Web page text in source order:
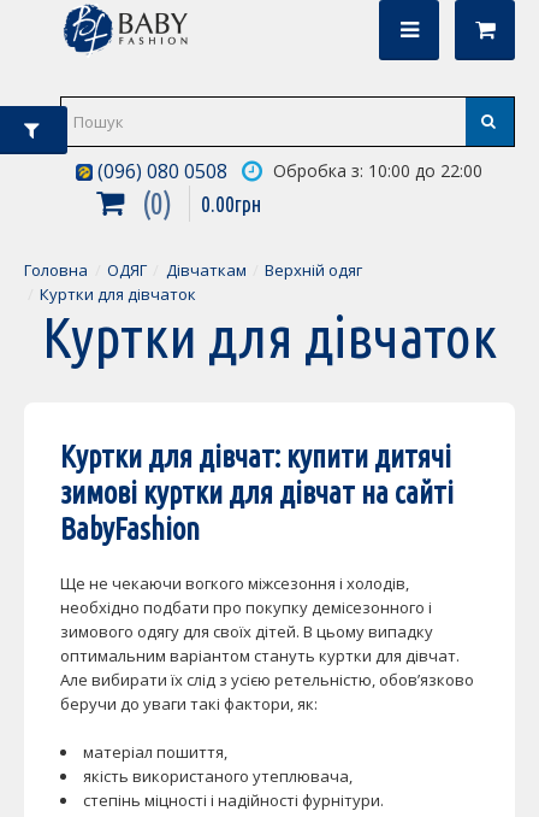
(096) 080 0508 Обробка з: 10:00 до 22:00
0 0.00грн
Головна ОДЯГ Дівчаткам
Верхній одяг
Куртки для дівчаток
Куртки для дівчаток
Куртки для дівчат: купити дитячі
зимові куртки для дівчат на сайті
BabyFashion
Ще не чекаючи вогкого міжсезоння і холодів,
необхідно подбати про покупку демісезонного і
зимового одягу для своїх дітей. В цьому випадку
оптимальним варіантом стануть куртки для дівчат.
Але вибирати їх слід з усією ретельністю, обов’язково
беручи до уваги такі фактори, як:
матеріал пошиття,
якість використаного утеплювача,
степінь міцності і надійності фурнітури.